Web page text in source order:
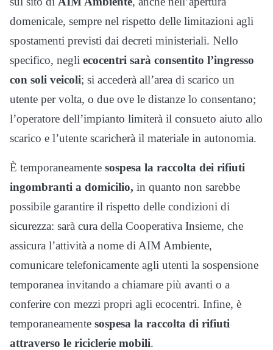
domenicale, sempre nel rispetto delle limitazioni agli
spostamenti previsti dai decreti ministeriali. Nello
specifico, negli ecocentri sarà consentito l’ingresso
con soli veicoli; si accederà all’area di scarico un
utente per volta, o due ove le distanze lo consentano;
l’operatore dell’impianto limiterà il consueto aiuto allo
scarico e l’utente scaricherà il materiale in autonomia.
È temporaneamente sospesa la raccolta dei rifiuti
ingombranti a domicilio, in quanto non sarebbe
possibile garantire il rispetto delle condizioni di
sicurezza: sarà cura della Cooperativa Insieme, che
assicura l’attività a nome di AIM Ambiente,
comunicare telefonicamente agli utenti la sospensione
temporanea invitando a chiamare più avanti o a
conferire con mezzi propri agli ecocentri. Infine, è
temporaneamente sospesa la raccolta di rifiuti
attraverso le riciclerie mobili.